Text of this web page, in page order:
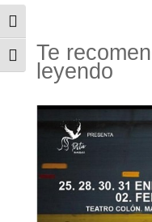
Alternar alto contraste
Alternar tamaño de letra
Te
leyendo